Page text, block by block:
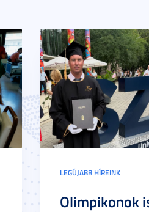
LEGÚJABB HÍREINK
Olimpikonok